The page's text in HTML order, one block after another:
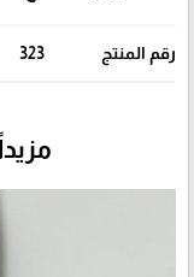
رقم المنتج 323